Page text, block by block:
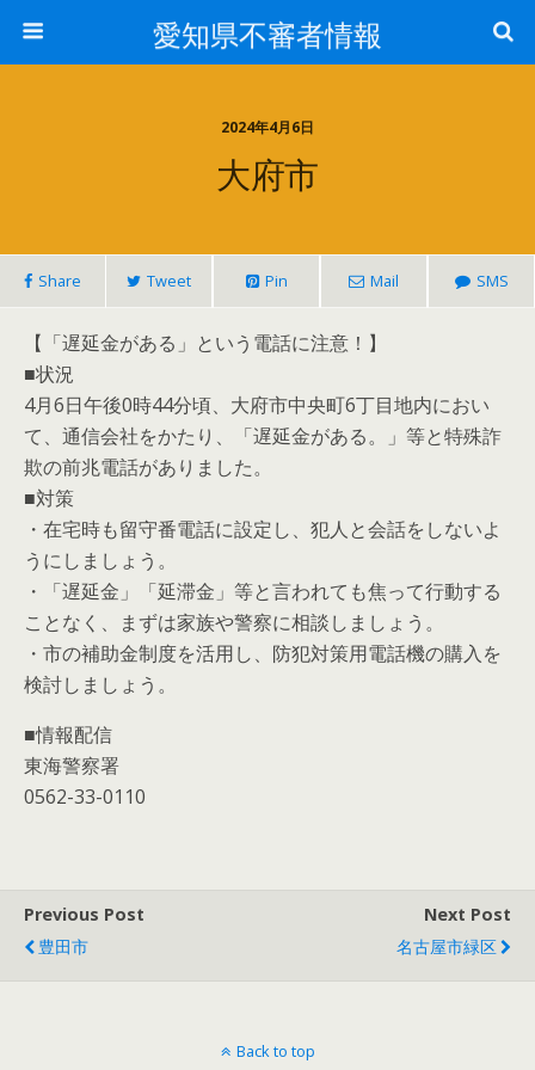
愛知県不審者情報
2024年4月6日
大府市
Share Tweet Pin Mail SMS
【「遅延金がある」という電話に注意！】
■状況
4月6日午後0時44分頃、大府市中央町6丁目地内におい
て、通信会社をかたり、「遅延金がある。」等と特殊詐
欺の前兆電話がありました。
■対策
・在宅時も留守番電話に設定し、犯人と会話をしないよ
うにしましょう。
・「遅延金」「延滞金」等と言われても焦って行動する
ことなく、まずは家族や警察に相談しましょう。
・市の補助金制度を活用し、防犯対策用電話機の購入を
検討しましょう。
■情報配信
東海警察署
0562-33-0110
Previous Post
豊田市
Next Post
名古屋市緑区
Back to top